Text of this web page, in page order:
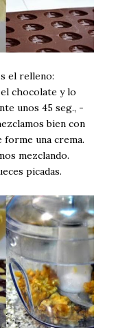
el relleno:
chocolate y lo
unos 45 seg., -
bien con
forme una crema.
mezclando.
picadas.